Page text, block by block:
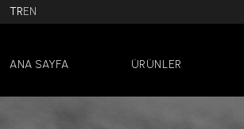
TREN
ANA SAYFA ÜRÜNLER